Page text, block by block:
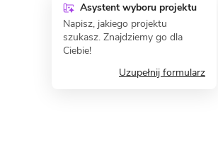
Asystent wyboru projektu
Napisz, jakiego projektu
szukasz. Znajdziemy go dla
Ciebie!
Uzupełnij formularz